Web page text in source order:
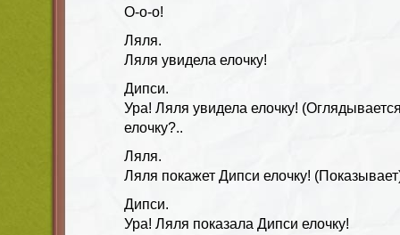
О-о-о!
Ляля.
Ляля увидела елочку!
Дипси.
Ура! Ляля увидела елочку!
елочку?..
Ляля.
Ляля покажет Дипси елочку!
Дипси.
Ура! Ляля показала Дипси елочку!